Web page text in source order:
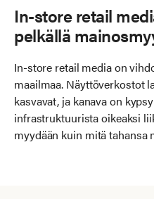
In-store retail
pelkällä
In-store retail media on
maailmaa. Näyttöverkostot
kasvavat, ja kanava on
infrastruktuurista oikeaksi
myydään kuin mitä tahansa